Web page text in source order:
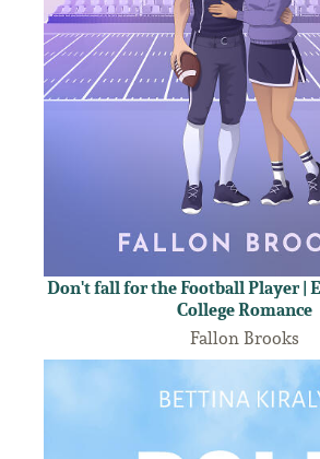
Don't fall for the Football Player |
College Romance
Fallon Brooks